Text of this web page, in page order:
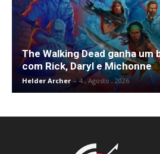
The Walking Dead ganha um
com Rick, Daryl e Michonne
Helder Archer - 4 , Agosto , 2026